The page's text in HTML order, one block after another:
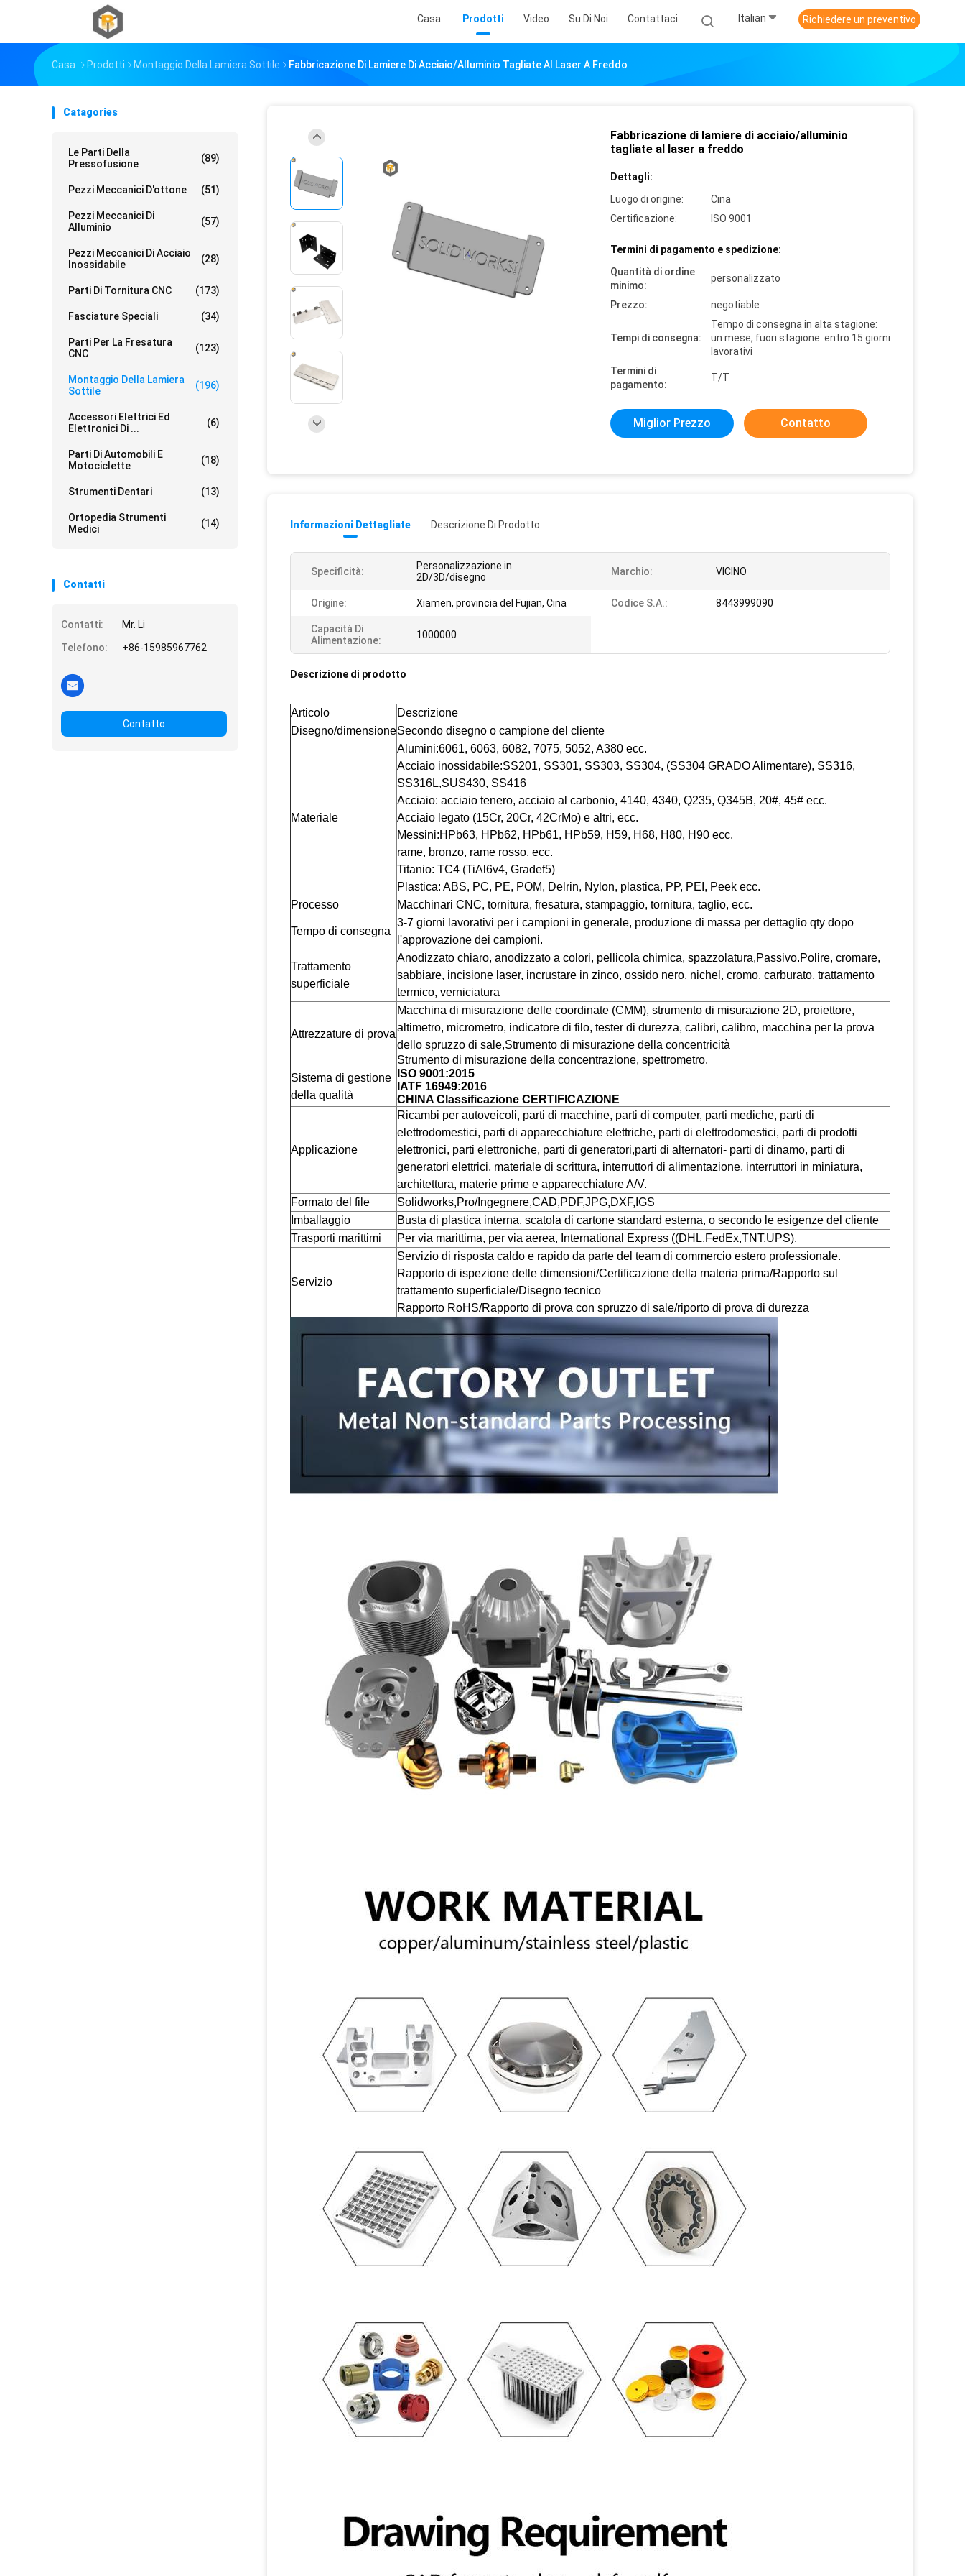
Casa. Prodotti Video Su Di Noi Contattaci Italian Richiedere un preventivo
Casa Prodotti Montaggio Della Lamiera Sottile Fabbricazione Di Lamiere Di Acciaio/alluminio Tagliate Al Laser A Freddo
Catagories
Le Parti Della
Pressofusione
(89)
Pezzi Meccanici D'ottone (51)
Pezzi Meccanici Di
Alluminio
(57)
Pezzi Meccanici Di Acciaio
Inossidabile
(28)
Parti Di Tornitura CNC (173)
Fasciature Speciali (34)
Parti Per La Fresatura
CNC
(123)
Montaggio Della Lamiera
Sottile
(196)
Accessori Elettrici Ed
Elettronici Di ...
(6)
Parti Di Automobili E
Motociclette
(18)
Strumenti Dentari (13)
Ortopedia Strumenti
Medici
(14)
Contatti
Contatti:
Mr. Li
Telefono:
+86-15985967762
Contatto
Fabbricazione di lamiere di acciaio/alluminio
tagliate al laser a freddo
Dettagli:
Luogo di origine:
Cina
Certificazione:
ISO 9001
Termini di pagamento e spedizione:
Quantità di ordine
minimo:
personalizzato
Prezzo: negotiable
Tempi di consegna:
Tempo di consegna in alta stagione:
un mese, fuori stagione: entro 15 giorni
lavorativi
Termini di
pagamento:
T/T
Miglior Prezzo Contatto
Informazioni Dettagliate Descrizione Di Prodotto
Specificità:
Personalizzazione in
2D/3D/disegno
Marchio: VICINO
Origine: Xiamen, provincia del Fujian, Cina Codice S.A.: 8443999090
Capacità Di
Alimentazione:
1000000
Descrizione di prodotto
Articolo
Descrizione
Disegno/dimensioneSecondo disegno o campione del cliente
Materiale
Alumini:6061, 6063, 6082, 7075, 5052, A380 ecc.
Acciaio inossidabile:SS201, SS301, SS303, SS304, (SS304 GRADO Alimentare), SS316,
SS316L,SUS430, SS416
Acciaio: acciaio tenero, acciaio al carbonio, 4140, 4340, Q235, Q345B, 20#, 45# ecc.
Acciaio legato (15Cr, 20Cr, 42CrMo) e altri, ecc.
Messini:HPb63, HPb62, HPb61, HPb59, H59, H68, H80, H90 ecc.
rame, bronzo, rame rosso, ecc.
Titanio: TC4 (TiAl6v4, Gradef5)
Plastica: ABS, PC, PE, POM, Delrin, Nylon, plastica, PP, PEI, Peek ecc.
Processo
Macchinari CNC, tornitura, fresatura, stampaggio, tornitura, taglio, ecc.
Tempo di consegna
3-7 giorni lavorativi per i campioni in generale, produzione di massa per dettaglio qty dopo
l'approvazione dei campioni.
Trattamento
superficiale
Anodizzato chiaro, anodizzato a colori, pellicola chimica, spazzolatura,Passivo.Polire, cromare,
sabbiare, incisione laser, incrustare in zinco, ossido nero, nichel, cromo, carburato, trattamento
termico, verniciatura
Attrezzature di prova
Macchina di misurazione delle coordinate (CMM), strumento di misurazione 2D, proiettore,
altimetro, micrometro, indicatore di filo, tester di durezza, calibri, calibro, macchina per la prova
dello spruzzo di sale,Strumento di misurazione della concentricità
Strumento di misurazione della concentrazione, spettrometro.
Sistema di gestione
della qualità
ISO 9001:2015
IATF 16949:2016
CHINA Classificazione CERTIFICAZIONE
Applicazione
Ricambi per autoveicoli, parti di macchine, parti di computer, parti mediche, parti di
elettrodomestici, parti di apparecchiature elettriche, parti di elettrodomestici, parti di prodotti
elettronici, parti elettroniche, parti di generatori,parti di alternatori- parti di dinamo, parti di
generatori elettrici, materiale di scrittura, interruttori di alimentazione, interruttori in miniatura,
architettura, materie prime e apparecchiature A/V.
Formato del file
Solidworks,Pro/Ingegnere,CAD,PDF,JPG,DXF,IGS
Imballaggio
Busta di plastica interna, scatola di cartone standard esterna, o secondo le esigenze del cliente
Trasporti marittimi
Per via marittima, per via aerea, International Express ((DHL,FedEx,TNT,UPS).
Servizio
Servizio di risposta caldo e rapido da parte del team di commercio estero professionale.
Rapporto di ispezione delle dimensioni/Certificazione della materia prima/Rapporto sul
trattamento superficiale/Disegno tecnico
Rapporto RoHS/Rapporto di prova con spruzzo di sale/riporto di prova di durezza